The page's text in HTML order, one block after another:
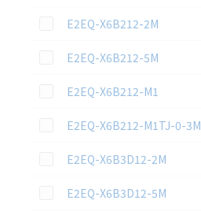
この資料を選択
E2EQ-X6B212-2M
この資料を選択
E2EQ-X6B212-5M
この資料を選択
E2EQ-X6B212-M1
この資料を選択
E2EQ-X6B212-M1TJ-0-3M
この資料を選択
E2EQ-X6B3D12-2M
この資料を選択
E2EQ-X6B3D12-5M